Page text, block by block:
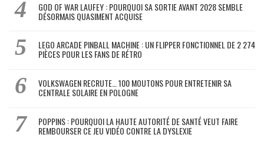
GOD OF WAR LAUFEY : POURQUOI SA SORTIE AVANT 2028 SEMBLE
DÉSORMAIS QUASIMENT ACQUISE
LEGO ARCADE PINBALL MACHINE : UN FLIPPER FONCTIONNEL DE 2 274
PIÈCES POUR LES FANS DE RÉTRO
VOLKSWAGEN RECRUTE… 100 MOUTONS POUR ENTRETENIR SA
CENTRALE SOLAIRE EN POLOGNE
POPPINS : POURQUOI LA HAUTE AUTORITÉ DE SANTÉ VEUT FAIRE
REMBOURSER CE JEU VIDÉO CONTRE LA DYSLEXIE